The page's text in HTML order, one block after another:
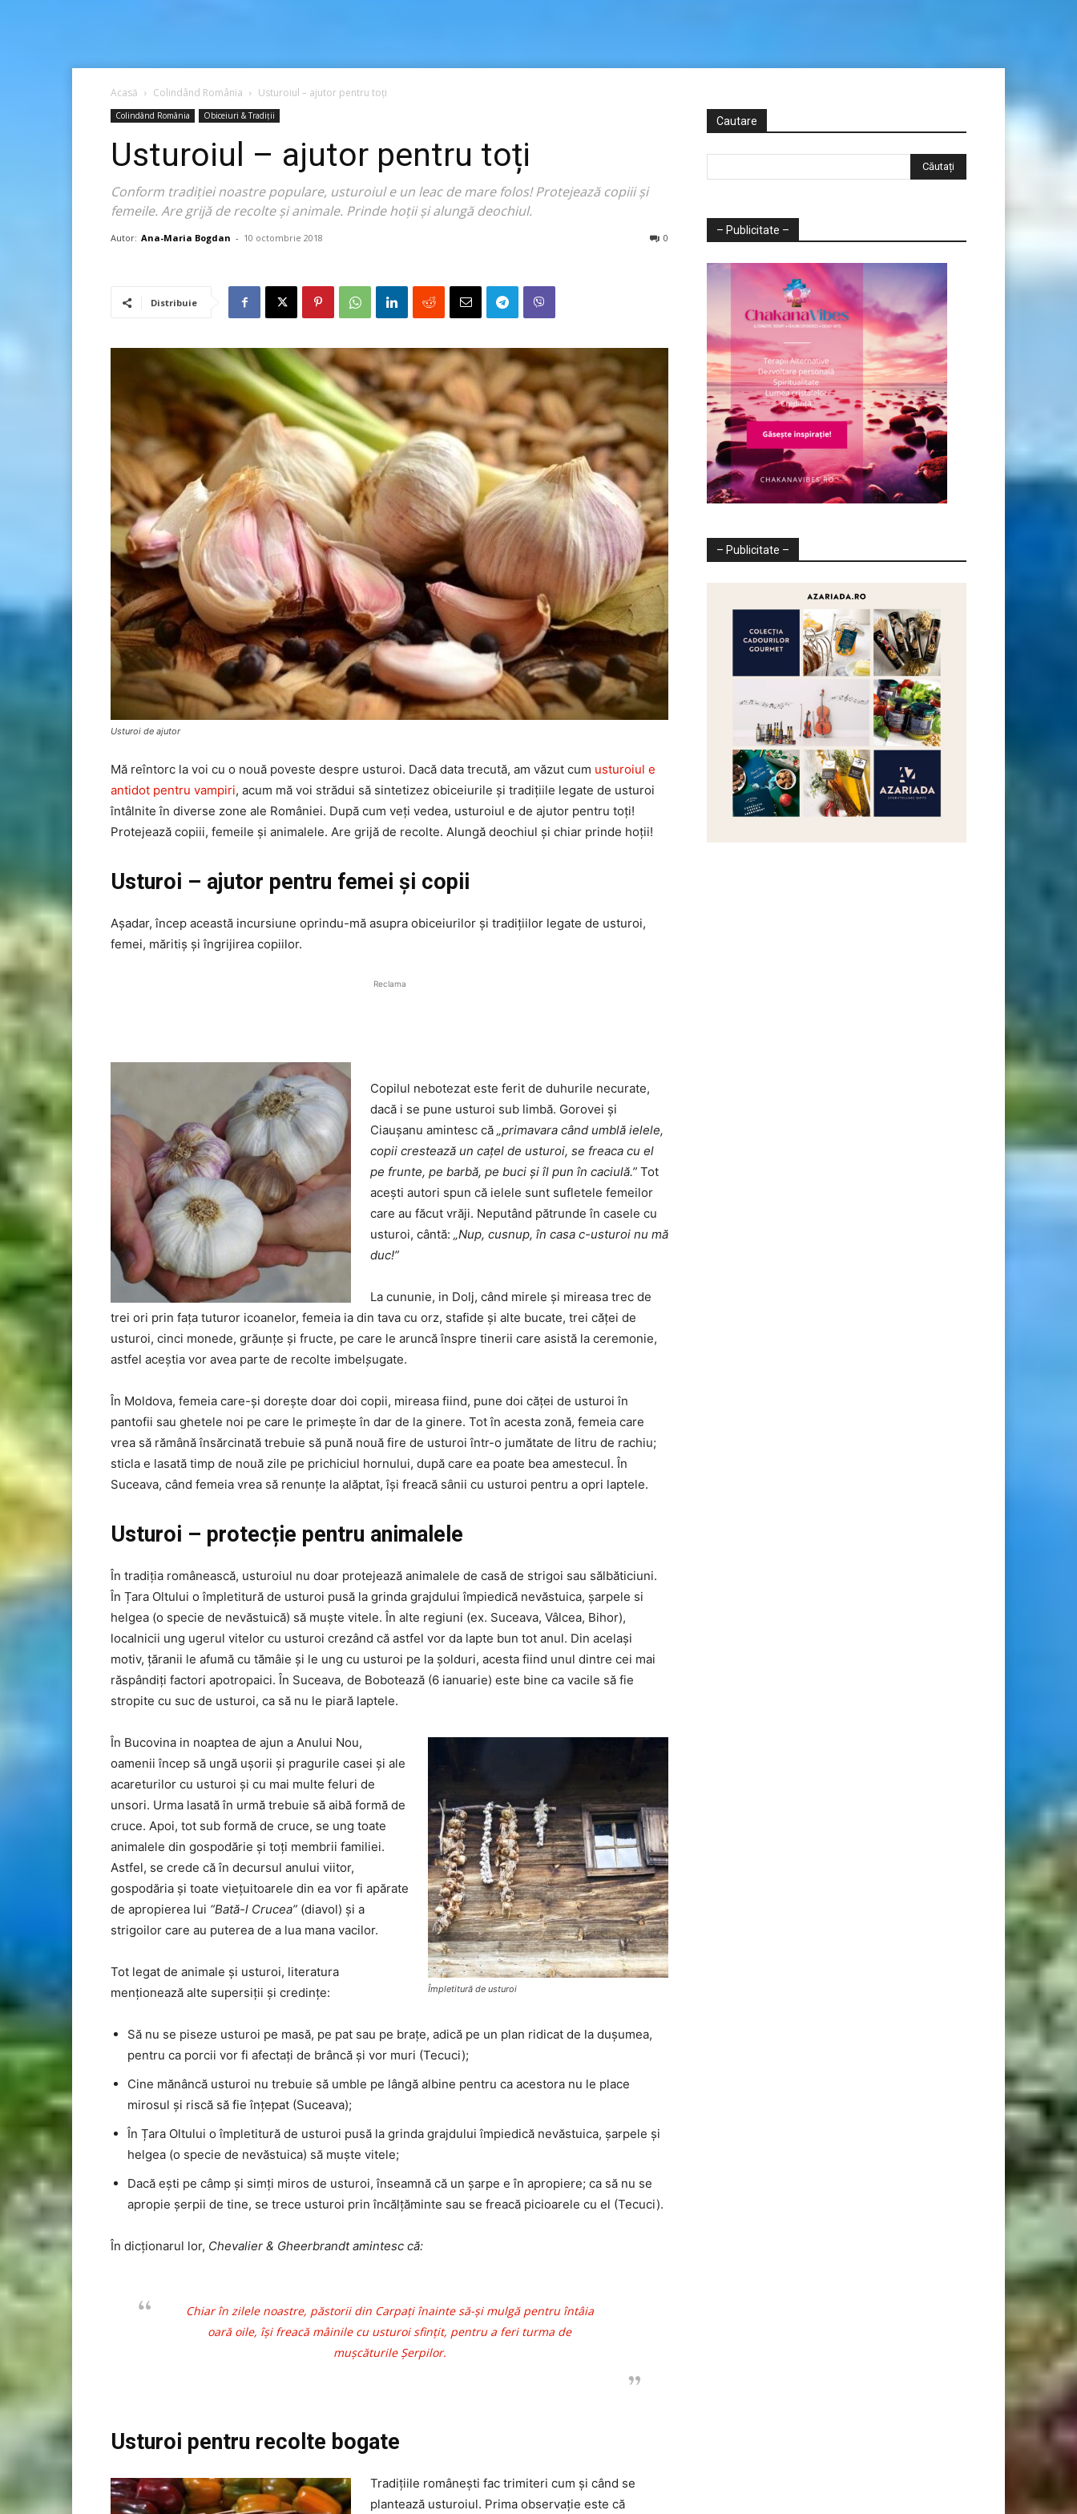
Acasă Colindând România Usturoiul – ajutor pentru toți
Colindând România Obiceiuri & Tradiții
Usturoiul – ajutor pentru toți
Conform tradiției noastre populare, usturoiul e un leac de mare folos! Protejează copiii și
femeile. Are grijă de recolte și animale. Prinde hoții și alungă deochiul.
Autor: Ana-Maria Bogdan - 10 octombrie 2018 0
Distribuie
Usturoi de ajutor
Mă reîntorc la voi cu o nouă poveste despre usturoi. Dacă data trecută, am văzut cum usturoiul e
antidot pentru vampiri, acum mă voi strădui să sintetizez obiceiurile și tradițiile legate de usturoi
întâlnite în diverse zone ale României. După cum veți vedea, usturoiul e de ajutor pentru toți!
Protejează copiii, femeile și animalele. Are grijă de recolte. Alungă deochiul și chiar prinde hoții!
Usturoi – ajutor pentru femei și copii
Așadar, încep această incursiune oprindu-mă asupra obiceiurilor și tradițiilor legate de usturoi,
femei, măritiș și îngrijirea copiilor.
Reclama
Copilul nebotezat este ferit de duhurile necurate,
dacă i se pune usturoi sub limbă. Gorovei și
Ciaușanu amintesc că „primavara când umblă ielele,
copii crestează un cațel de usturoi, se freaca cu el
pe frunte, pe barbă, pe buci și îl pun în caciulă.” Tot
acești autori spun că ielele sunt sufletele femeilor
care au făcut vrăji. Neputând pătrunde în casele cu
usturoi, cântă: „Nup, cusnup, în casa c-usturoi nu mă
duc!”
La cununie, in Dolj, când mirele și mireasa trec de
trei ori prin fața tuturor icoanelor, femeia ia din tava cu orz, stafide și alte bucate, trei căței de
usturoi, cinci monede, grăunțe și fructe, pe care le aruncă înspre tinerii care asistă la ceremonie,
astfel aceștia vor avea parte de recolte imbelșugate.
În Moldova, femeia care-și dorește doar doi copii, mireasa fiind, pune doi căței de usturoi în
pantofii sau ghetele noi pe care le primește în dar de la ginere. Tot în acesta zonă, femeia care
vrea să rămână însărcinată trebuie să pună nouă fire de usturoi într-o jumătate de litru de rachiu;
sticla e lasată timp de nouă zile pe prichiciul hornului, după care ea poate bea amestecul. În
Suceava, când femeia vrea să renunțe la alăptat, își freacă sânii cu usturoi pentru a opri laptele.
Usturoi – protecție pentru animalele
În tradiția românească, usturoiul nu doar protejează animalele de casă de strigoi sau sălbăticiuni.
În Țara Oltului o împletitură de usturoi pusă la grinda grajdului împiedică nevăstuica, șarpele si
helgea (o specie de nevăstuică) să muște vitele. În alte regiuni (ex. Suceava, Vâlcea, Bihor),
localnicii ung ugerul vitelor cu usturoi crezând că astfel vor da lapte bun tot anul. Din același
motiv, țăranii le afumă cu tămâie și le ung cu usturoi pe la șolduri, acesta fiind unul dintre cei mai
răspândiți factori apotropaici. În Suceava, de Bobotează (6 ianuarie) este bine ca vacile să fie
stropite cu suc de usturoi, ca să nu le piară laptele.
Împletitură de usturoi
În Bucovina in noaptea de ajun a Anului Nou,
oamenii încep să ungă ușorii și pragurile casei și ale
acareturilor cu usturoi și cu mai multe feluri de
unsori. Urma lasată în urmă trebuie să aibă formă de
cruce. Apoi, tot sub formă de cruce, se ung toate
animalele din gospodărie și toți membrii familiei.
Astfel, se crede că în decursul anului viitor,
gospodăria și toate viețuitoarele din ea vor fi apărate
de apropierea lui “Bată-l Crucea” (diavol) și a
strigoilor care au puterea de a lua mana vacilor.
Tot legat de animale și usturoi, literatura
menționează alte supersiții și credințe:
Să nu se piseze usturoi pe masă, pe pat sau pe brațe, adică pe un plan ridicat de la dușumea,
pentru ca porcii vor fi afectați de brâncă și vor muri (Tecuci);
Cine mănâncă usturoi nu trebuie să umble pe lângă albine pentru ca acestora nu le place
mirosul și riscă să fie înțepat (Suceava);
În Țara Oltului o împletitură de usturoi pusă la grinda grajdului împiedică nevăstuica, șarpele și
helgea (o specie de nevăstuica) să muște vitele;
Dacă ești pe câmp și simți miros de usturoi, înseamnă că un șarpe e în apropiere; ca să nu se
apropie șerpii de tine, se trece usturoi prin încălțăminte sau se freacă picioarele cu el (Tecuci).
În dicționarul lor, Chevalier & Gheerbrandt amintesc că:
Chiar în zilele noastre, păstorii din Carpați înainte să-și mulgă pentru întâia
oară oile, își freacă mâinile cu usturoi sfințit, pentru a feri turma de
mușcăturile Șerpilor.
Usturoi pentru recolte bogate
Tradițiile românești fac trimiteri cum și când se
plantează usturoiul. Prima observație este că
Cautare
– Publicitate –
– Publicitate –